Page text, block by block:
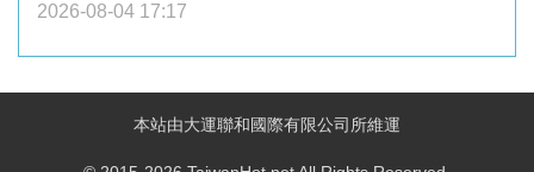
2026-08-04 17:17
本站由大運聯和國際有限公司所維運